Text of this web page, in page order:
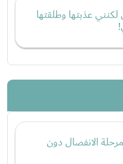
لكنني عذبتها وطلقتها
الانفصال دون